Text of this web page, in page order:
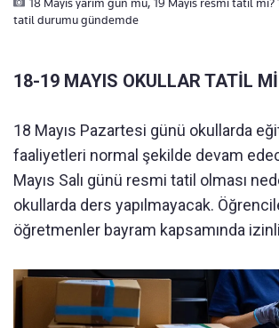
tatil durumu gündemde
18-19 MAYIS OKULLAR TATİL
18 Mayıs Pazartesi günü okullarda
faaliyetleri normal şekilde devam
Mayıs Salı günü resmi tatil olması
okullarda ders yapılmayacak.
öğretmenler bayram kapsamında